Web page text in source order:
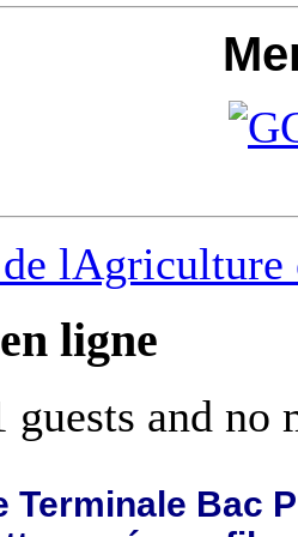
ligne
guests and no
Terminale Bac